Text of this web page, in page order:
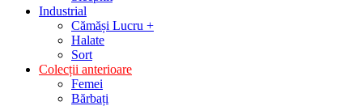
Industrial
Cămăși Lucru +
Halate
Sort
Colecții anterioare
Femei
Bărbați